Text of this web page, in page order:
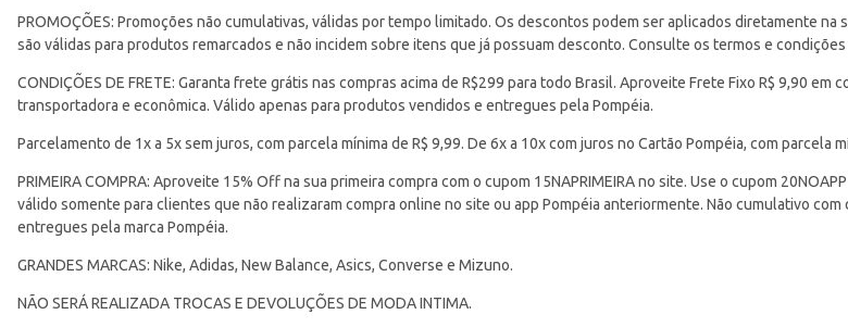
PROMOÇÕES: Promoções não cumulativas, válidas por tempo limitado. Os descontos podem ser aplicados diretamente
são válidas para produtos remarcados e não incidem sobre itens que já possuam desconto. Consulte os termos e
CONDIÇÕES DE FRETE: Garanta frete grátis nas compras acima de R$299 para todo Brasil. Aproveite Frete Fixo R$ 9,90
transportadora e econômica. Válido apenas para produtos vendidos e entregues pela Pompéia.
Parcelamento de 1x a 5x sem juros, com parcela mínima de R$ 9,99. De 6x a 10x com juros no Cartão Pompéia, com parcela
PRIMEIRA COMPRA: Aproveite 15% Off na sua primeira compra com o cupom 15NAPRIMEIRA no site. Use o cupom
válido somente para clientes que não realizaram compra online no site ou app Pompéia anteriormente. Não cumulativo
entregues pela marca Pompéia.
GRANDES MARCAS: Nike, Adidas, New Balance, Asics, Converse e Mizuno.
NÃO SERÁ REALIZADA TROCAS E DEVOLUÇÕES DE MODA INTIMA.